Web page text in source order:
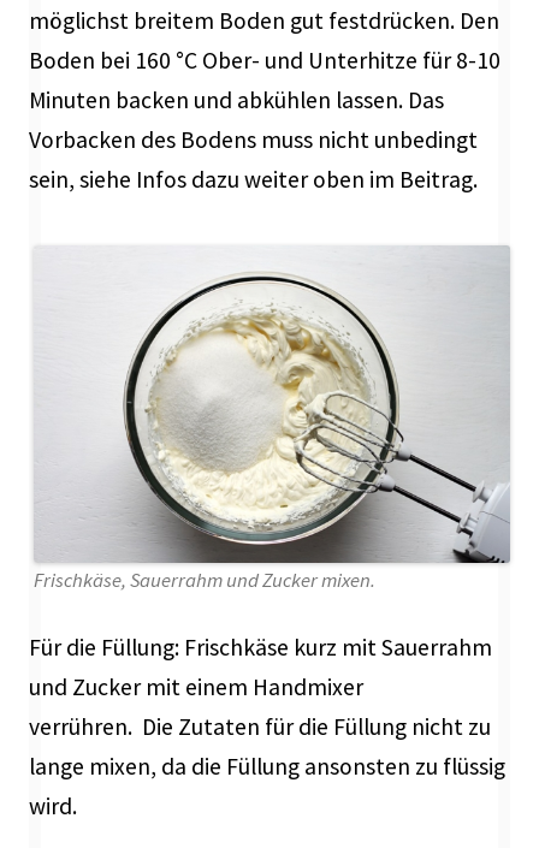
möglichst breitem Boden gut festdrücken. Den
Boden bei 160 °C Ober- und Unterhitze für 8-10
Minuten backen und abkühlen lassen. Das
Vorbacken des Bodens muss nicht unbedingt
sein, siehe Infos dazu weiter oben im Beitrag.
Frischkäse, Sauerrahm und Zucker mixen.
Für die Füllung: Frischkäse kurz mit Sauerrahm
und Zucker mit einem Handmixer
verrühren. Die Zutaten für die Füllung nicht zu
lange mixen, da die Füllung ansonsten zu flüssig
wird.